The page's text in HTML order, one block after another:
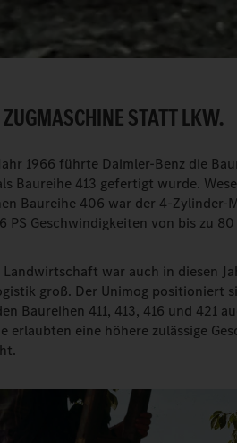
STATT LKW.
1966 führte Daimler-Benz die
Baureihe 413 gefertigt wurde.
Baureihe 406 war der 4-Zylinder-
PS Geschwindigkeiten von bis zu
Landwirtschaft war auch in diesen
groß. Der Unimog positioniert
Baureihen 411, 413, 416 und 421
erlaubten eine höhere zulässige